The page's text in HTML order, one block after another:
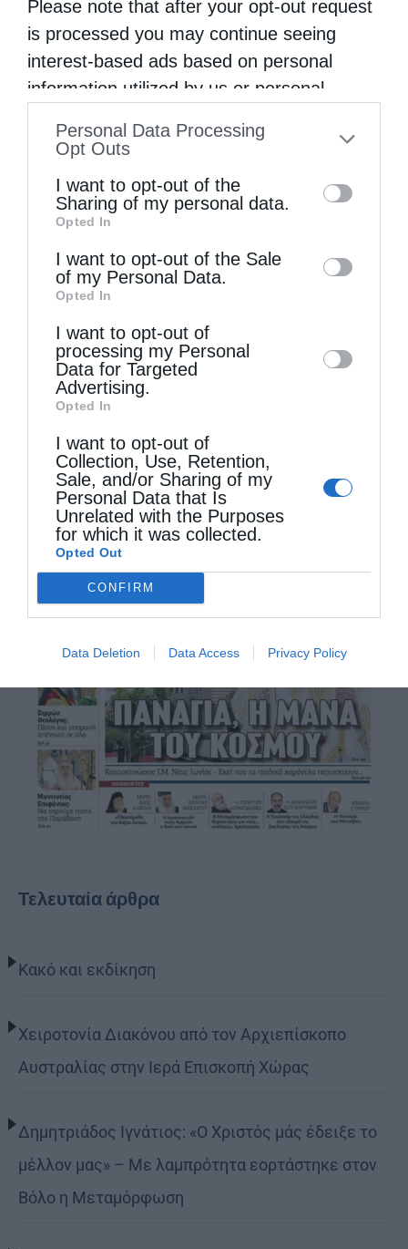
Please note that after your opt-out request
is processed you may continue seeing
interest-based ads based on personal
information utilized by us or personal
to your opt-out. You may separately opt-out
information by third parties on the IAB’s list
of downstream participants. This
information may also be disclosed by us to
third parties on theIAB’s List of
Downstream Participants
disclose it to other third parties.
Personal Data Processing
Opt Outs
I want to opt-out of the
Sharing of my personal data.
Opted In
I want to opt-out of the Sale
of my Personal Data.
Opted In
I want to opt-out of
processing my Personal
Data for Targeted
Advertising.
Opted In
I want to opt-out of
Collection, Use, Retention,
Sale, and/or Sharing of my
Personal Data that Is
Unrelated with the Purposes
for which it was collected.
Opted Out
CONFIRM
Data Deletion Data Access Privacy Policy
Εκκλησία
Μην αμελήσετε να φροντίζετε για τη συνείδησή
σας
27 Μαρτίου 2019
Προσέξτε τη συνείδησή σας, που είναι η
φωνή του Θεού και η φωνή του Αγγέλου
φύλακά σας. Μην αμελήσετε να φροντίζετε
για τη συνείδησή σας, διότι μπορεί να τη
χάσετε, …
Τελευταία άρθρα
Κακό και εκδίκηση
Χειροτονία Διακόνου από τον Αρχιεπίσκοπο
Αυστραλίας στην Ιερά Επισκοπή Χώρας
Δημητριάδος Ιγνάτιος: «Ο Χριστός μάς έδειξε το
μέλλον μας» – Με λαμπρότητα εορτάστηκε στον
Βόλο η Μεταμόρφωση